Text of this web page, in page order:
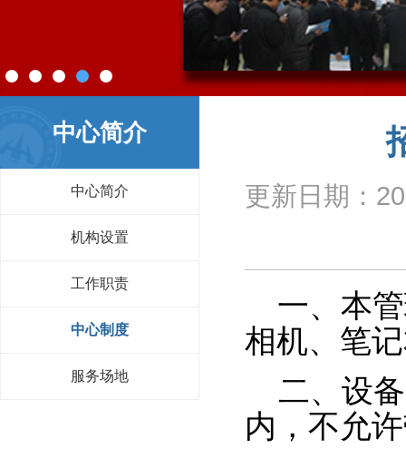
中心简介
中心简介
机构设置
工作职责
中心制度
服务场地
更新日期：
一、本管
相机、笔
二、设
内，不允